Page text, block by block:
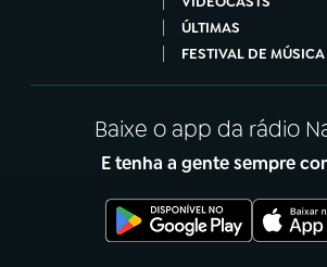
ÚLTIMAS
FESTIVAL DE MÚSICA
Baixe o app da rádio
E tenha a gente sempre